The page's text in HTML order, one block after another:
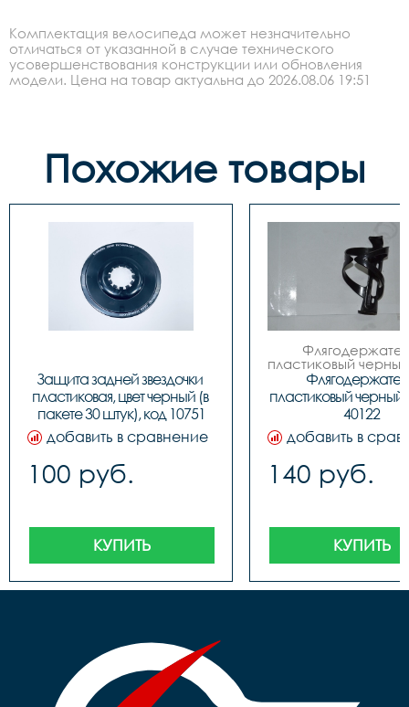
Комплектация велосипеда может незначительно
отличаться от указанной в случае технического
усовершенствования конструкции или обновления
модели. Цена на товар актуальна до 2026.08.06 19:51
Похожие товары
Защита задней звездочки
пластиковая, цвет черный (в
пакете 30 штук), код 10751
добавить в сравнение
100 руб.
КУПИТЬ
пластиковый черный
код. 40122
пластиковый черный
40122
добавить в
140 руб.
КУПИТЬ